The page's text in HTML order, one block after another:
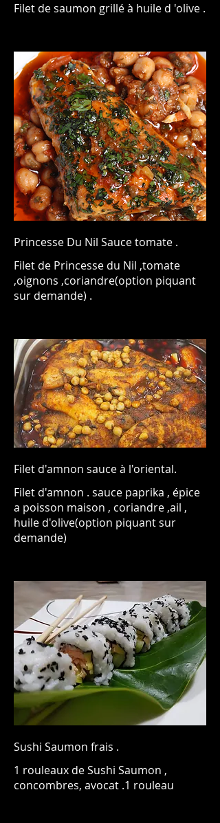
Filet de saumon grillé à huile d 'olive .
Princesse Du Nil Sauce tomate .
Filet de Princesse du Nil ,tomate
,oignons ,coriandre(option piquant
sur demande) .
Filet d'amnon sauce à l'oriental.
Filet d'amnon . sauce paprika , épice
a poisson maison , coriandre ,ail ,
huile d'olive(option piquant sur
demande)
Sushi Saumon frais .
1 rouleaux de Sushi Saumon ,
concombres, avocat .1 rouleau